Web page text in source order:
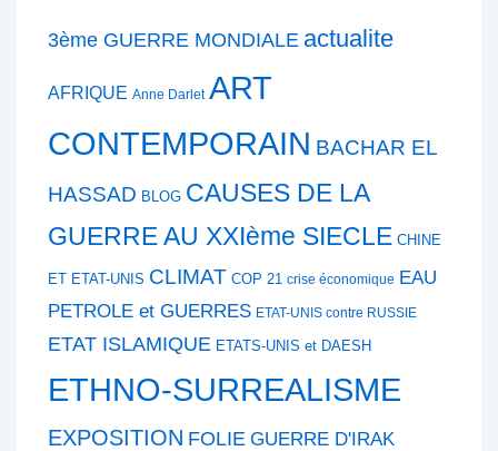
3ème GUERRE MONDIALE actualite
AFRIQUE Anne Darlet ART
CONTEMPORAIN BACHAR EL
HASSAD BLOG CAUSES DE LA
GUERRE AU XXIème SIECLE CHINE
ET ETAT-UNIS CLIMAT COP 21 crise économique EAU
PETROLE et GUERRES ETAT-UNIS contre RUSSIE
ETAT ISLAMIQUE ETATS-UNIS et DAESH
ETHNO-SURREALISME
EXPOSITION FOLIE GUERRE D'IRAK